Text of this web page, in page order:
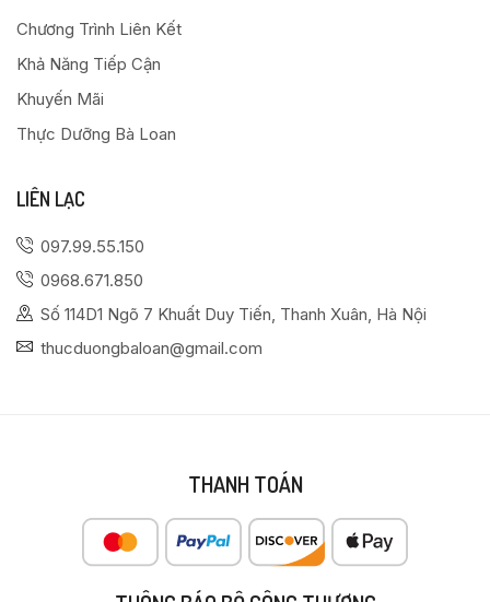
Chương Trình Liên Kết
Khả Năng Tiếp Cận
Khuyến Mãi
Thực Dưỡng Bà Loan
LIÊN LẠC
097.99.55.150
0968.671.850
Số 114D1 Ngõ 7 Khuất Duy Tiến, Thanh Xuân, Hà Nội
thucduongbaloan@gmail.com
THANH TOÁN